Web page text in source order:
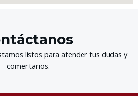
listos para atender tus dudas y
comentarios.